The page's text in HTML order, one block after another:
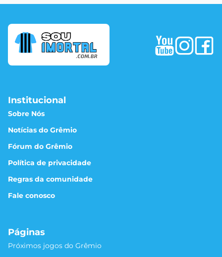
Institucional
Sobre Nós
Notícias do Grêmio
Fórum do Grêmio
Política de privacidade
Regras da comunidade
Fale conosco
Páginas
Próximos jogos do Grêmio